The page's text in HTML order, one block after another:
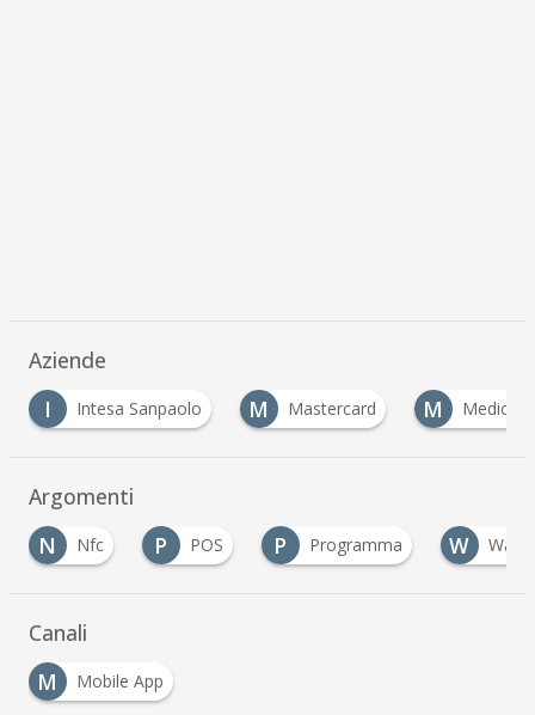
Aziende
Intesa Sanpaolo M Mastercard M Mediolanum
Argomenti
N
Nfc P POS P Programma W Wallet
Canali
M
Mobile App